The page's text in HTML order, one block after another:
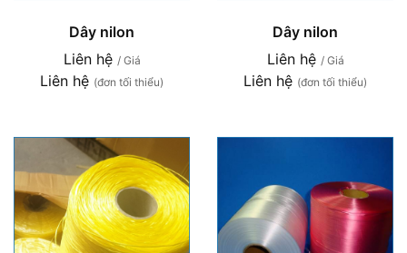
Dây nilon
Liên hệ / Giá
Liên hệ (đơn tối thiểu)
Dây nilon
Liên hệ / Giá
Liên hệ (đơn tối thiểu)